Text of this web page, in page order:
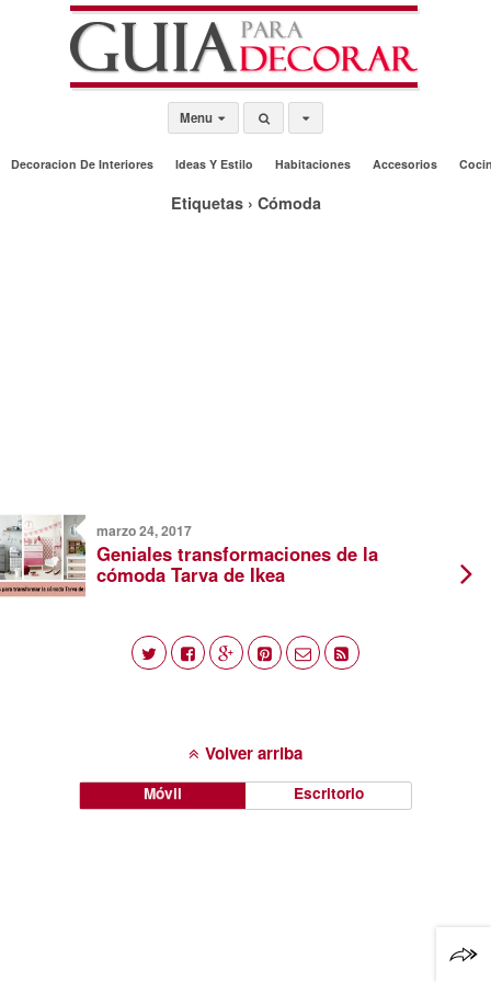
Menu
Decoracion De Interiores Ideas Y Estilo Habitaciones Accesorios
Etiquetas › Cómoda
marzo 24, 2017
Geniales transformaciones de la
cómoda Tarva de Ikea
Volver arriba
Móvil Escritorio